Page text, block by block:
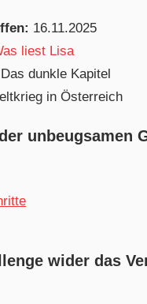
16.11.2025
liest Lisa
Das dunkle Kapitel
in Österreich
unbeugsamen
wider das